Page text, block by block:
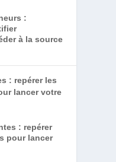
: repérer les
lancer votre